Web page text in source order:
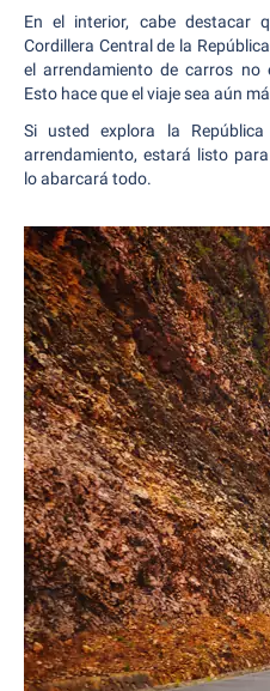
En el interior, cabe destacar
Cordillera Central de la
el arrendamiento de carros no
Esto hace que el viaje sea aún
Si usted explora la
arrendamiento, estará listo
lo abarcará todo.